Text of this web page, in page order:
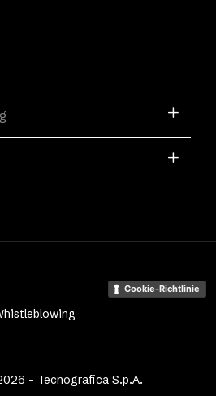
- Tecnografica S.p.A.
Cookie-Richtlinie